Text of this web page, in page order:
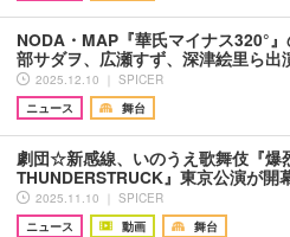
NODA・MAP『華氏マイナス320°
部サダヲ、広瀬すず、深津絵里ら
2025.12.10 ｜ SPICER
ニュース
舞台
劇団☆新感線、いのうえ歌舞伎『爆
THUNDERSTRUCK』東京公演が
2025.11.10 ｜ SPICER
ニュース
動画 舞台